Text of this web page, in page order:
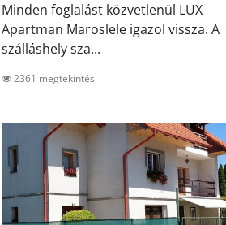
Minden foglalást közvetlenül LUX
Apartman Maroslele igazol vissza. A
szálláshely sza...
2361 megtekintés